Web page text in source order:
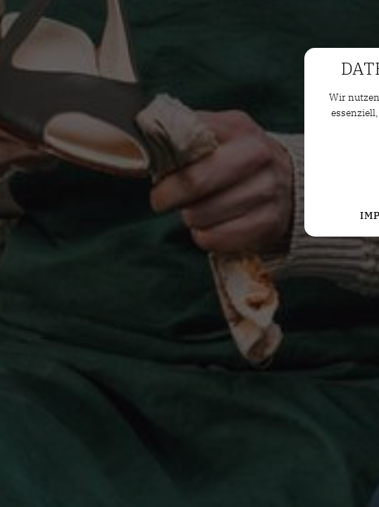
Wir
Statistiken
Diese
noch
dies,
Wenn